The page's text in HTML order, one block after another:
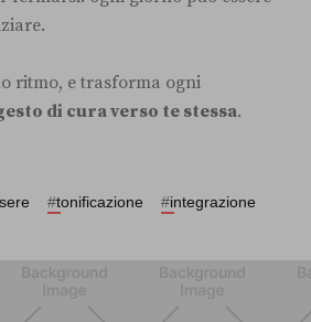
ritmo, e trasforma ogni
di cura verso te stessa.
#tonificazione #integrazione